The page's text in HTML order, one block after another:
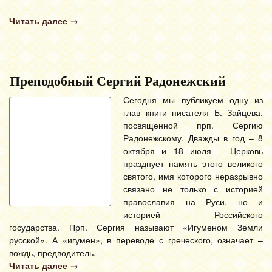
Читать далее →
Преподобный Сергий Радонежский
Сегодня мы публикуем одну из
глав книги писателя Б. Зайцева,
посвященной прп. Сергию
Радонежскому. Дважды в год – 8
октября и 18 июля – Церковь
празднует память этого великого
святого, имя которого неразрывно
связано не только с историей
православия на Руси, но и
историей Российского
государства. Прп. Сергия называют «Игуменом Земли
русской». А «игумен», в переводе с греческого, означает –
вождь, предводитель.
Читать далее →